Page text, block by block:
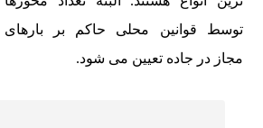
توسط قوانین محلی حاکم بر بارهای
مجاز در جاده تعیین می شود.